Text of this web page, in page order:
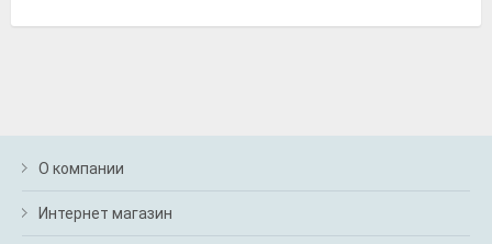
О компании
Интернет магазин